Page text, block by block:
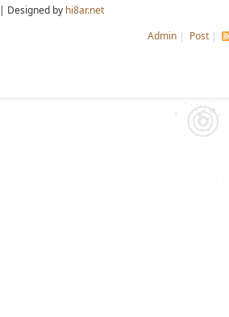
| Designed by hi8ar.net
Admin | Post |